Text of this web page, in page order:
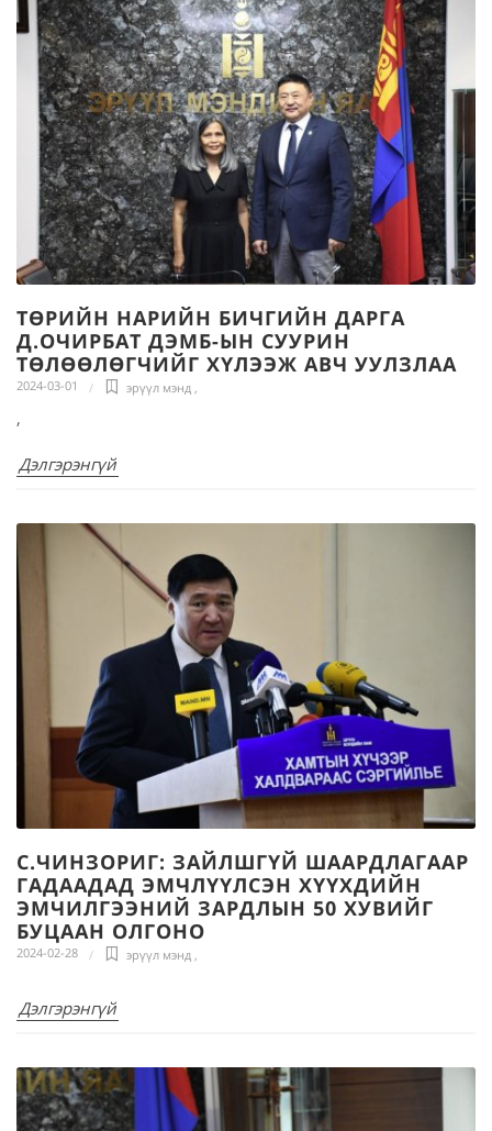
ТӨРИЙН НАРИЙН БИЧГИЙН ДАРГА
Д.ОЧИРБАТ ДЭМБ-ЫН СУУРИН
ТӨЛӨӨЛӨГЧИЙГ ХҮЛЭЭЖ АВЧ УУЛЗЛАА
2024-03-01 эрүүл мэнд ,
,
Дэлгэрэнгүй
С.ЧИНЗОРИГ: ЗАЙЛШГҮЙ ШААРДЛАГААР
ГАДААДАД ЭМЧЛҮҮЛСЭН ХҮҮХДИЙН
ЭМЧИЛГЭЭНИЙ ЗАРДЛЫН 50 ХУВИЙГ
БУЦААН ОЛГОНО
2024-02-28 эрүүл мэнд ,
Дэлгэрэнгүй